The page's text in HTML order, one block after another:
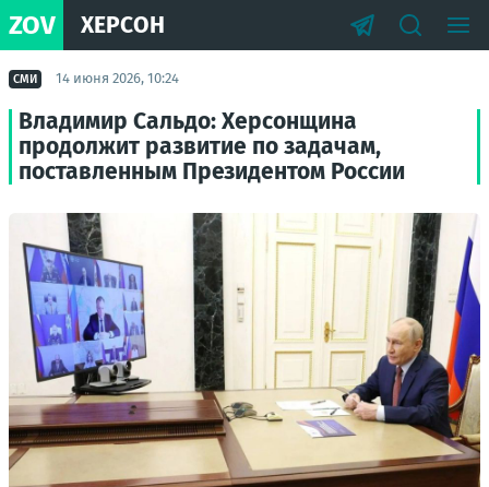
ZOV ХЕРСОН
СМИ 14 июня 2026, 10:24
Владимир Сальдо: Херсонщина
продолжит развитие по задачам,
поставленным Президентом России